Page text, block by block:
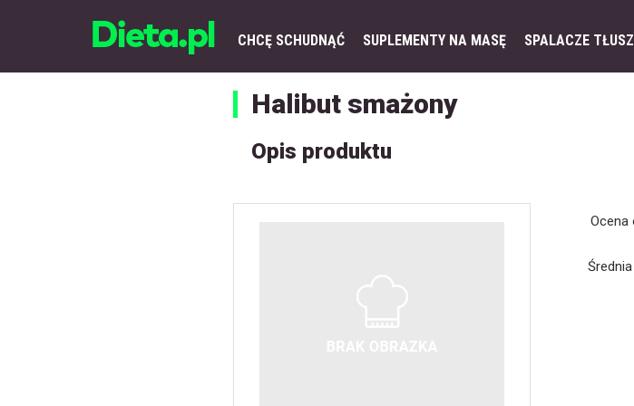
CHCĘ SCHUDNĄĆ SUPLEMENTY NA MASĘ SPALACZE
Halibut smażony
Opis produktu
Ocena